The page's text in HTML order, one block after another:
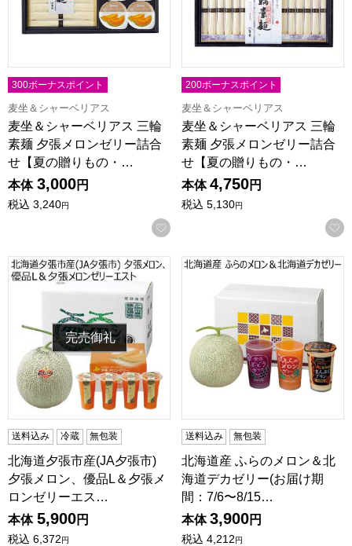
300ボーナスポイント
麦坐＆シャーベリアス
麦坐＆シャーベリアス 三輪
素麺 夕張メロンゼリー詰合
せ【夏の贈りもの・…
本体 3,000円
税込 3,240円
お気に入りに登録する
200ボーナスポイント
麦坐＆シャーベリアス
麦坐＆シャーベリアス 三輪
素麺 夕張メロンゼリー詰合
せ【夏の贈りもの・…
本体 4,750円
税込 5,130円
北海道夕張市産(JA夕張市) 夕張メロン、優品L＆夕張メロ
完売御礼
送料込み 冷蔵 無包装
北海道夕張市産(JA夕張市)
夕張メロン、優品L＆夕張メ
ロンゼリーエス…
本体 5,900円
税込 6,372円
北海道産 ふらのメロン＆北
送料込み 無包装
北海道産 ふらのメロン＆北
海道デカゼリー(お届け期
間：7/6〜8/15…
本体 3,900円
税込 4,212円